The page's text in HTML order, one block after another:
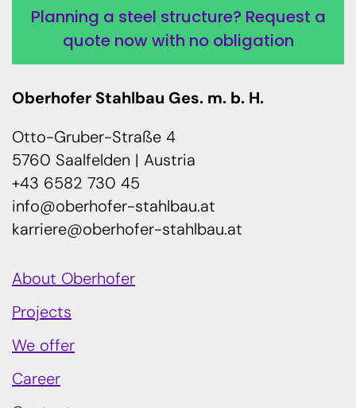
Planning a steel structure? Request a
quote now with no obligation
Oberhofer Stahlbau Ges. m. b. H.
Otto-Gruber-Straße 4
5760 Saalfelden | Austria
+43 6582 730 45
info@oberhofer-stahlbau.at
karriere@oberhofer-stahlbau.at
About Oberhofer
Projects
We offer
Career